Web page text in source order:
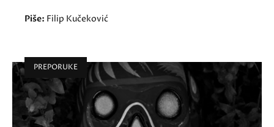
Piše: Filip Kučeković
PREPORUKE